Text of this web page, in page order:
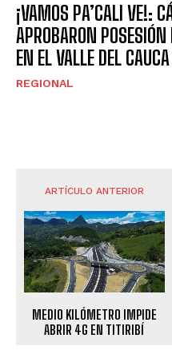
¡VAMOS PA’CALI VE!:
APROBARON POSESIÓN
EN EL VALLE DEL CAUCA
REGIONAL
ARTÍCULO ANTERIOR
MEDIO KILÓMETRO IMPIDE
ABRIR 4G EN TITIRIBÍ